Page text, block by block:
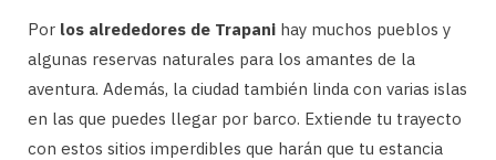
Por los alrededores de Trapani hay muchos pueblos y
algunas reservas naturales para los amantes de la
aventura. Además, la ciudad también linda con varias islas
en las que puedes llegar por barco. Extiende tu trayecto
con estos sitios imperdibles que harán que tu estancia